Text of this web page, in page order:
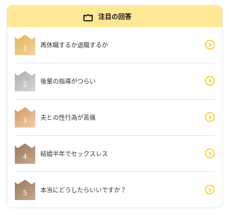
注目の回答
再休職するか退職するか
後輩の指導がつらい
夫との性行為が苦痛
結婚半年でセックスレス
本当にどうしたらいいですか？